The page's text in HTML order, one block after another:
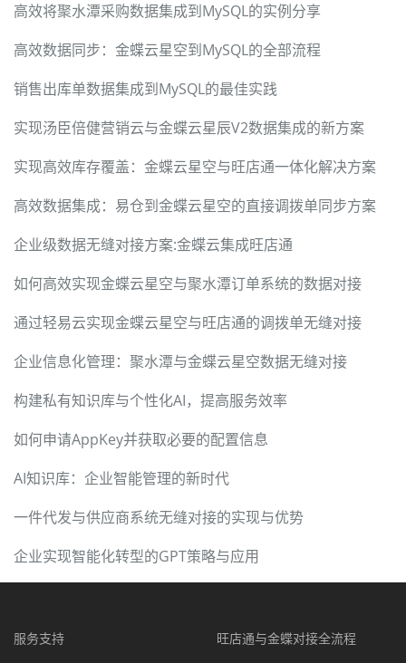
高效将聚水潭采购数据集成到MySQL的实例分享
高效数据同步：金蝶云星空到MySQL的全部流程
销售出库单数据集成到MySQL的最佳实践
实现汤臣倍健营销云与金蝶云星辰V2数据集成的新方案
实现高效库存覆盖：金蝶云星空与旺店通一体化解决方案
高效数据集成：易仓到金蝶云星空的直接调拨单同步方案
企业级数据无缝对接方案:金蝶云集成旺店通
如何高效实现金蝶云星空与聚水潭订单系统的数据对接
通过轻易云实现金蝶云星空与旺店通的调拨单无缝对接
企业信息化管理：聚水潭与金蝶云星空数据无缝对接
构建私有知识库与个性化AI，提高服务效率
如何申请AppKey并获取必要的配置信息
AI知识库：企业智能管理的新时代
一件代发与供应商系统无缝对接的实现与优势
企业实现智能化转型的GPT策略与应用
服务支持
旺店通与金蝶对接全流程